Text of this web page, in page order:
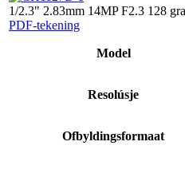
1/2.3" 2.83mm 14MP F2.3 128
PDF-tekening
Model
Resolúsje
Ofbyldingsformaat